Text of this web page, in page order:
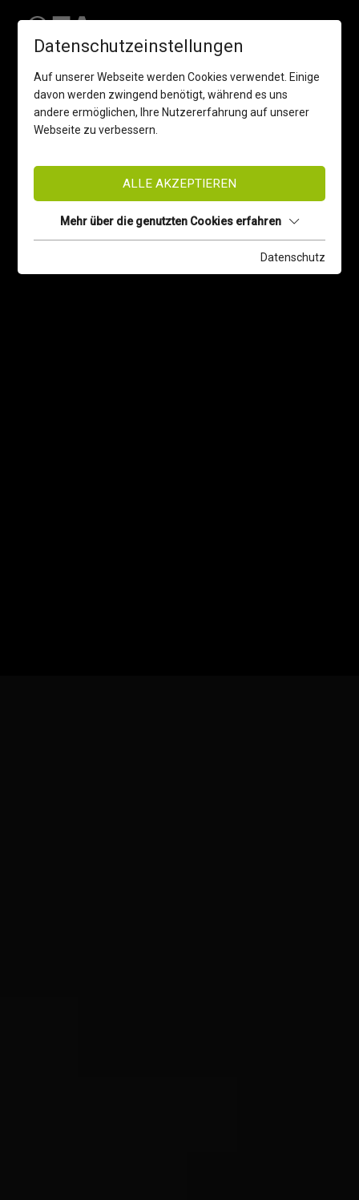
Datenschutzeinstellungen
Auf unserer Webseite werden Cookies verwendet. Einige
davon werden zwingend benötigt, während es uns
andere ermöglichen, Ihre Nutzererfahrung auf unserer
Webseite zu verbessern.
ALLE AKZEPTIEREN
Mehr über die genutzten Cookies erfahren
Datenschutz